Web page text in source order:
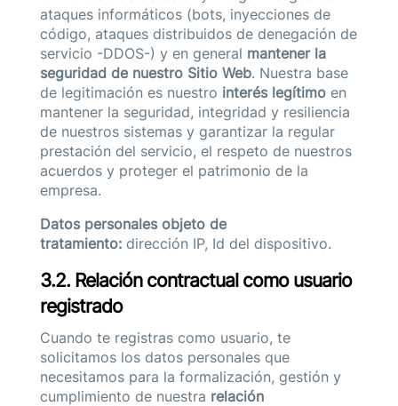
ataques informáticos (bots, inyecciones de
código, ataques distribuidos de denegación de
servicio -DDOS-) y en general mantener la
seguridad de nuestro Sitio Web. Nuestra base
de legitimación es nuestro interés legítimo en
mantener la seguridad, integridad y resiliencia
de nuestros sistemas y garantizar la regular
prestación del servicio, el respeto de nuestros
acuerdos y proteger el patrimonio de la
empresa.
Datos personales objeto de
tratamiento: dirección IP, Id del dispositivo.
3.2. Relación contractual como usuario
registrado
Cuando te registras como usuario, te
solicitamos los datos personales que
necesitamos para la formalización, gestión y
cumplimiento de nuestra relación